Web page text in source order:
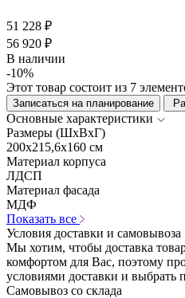
51 228 ₽
56 920 ₽
В наличии
-10%
Этот товар состоит из 7
Записаться на планирование
Основные характеристики
Размеры (ШхВхГ)
200x215,6x160 см
Материал корпуса
ЛДСП
Материал фасада
МДФ
Показать все
Условия доставки и самовывоза
Мы хотим, чтобы доставка
комфортом для Вас, поэтому
условиями доставки и выбрать
Самовывоз со склада